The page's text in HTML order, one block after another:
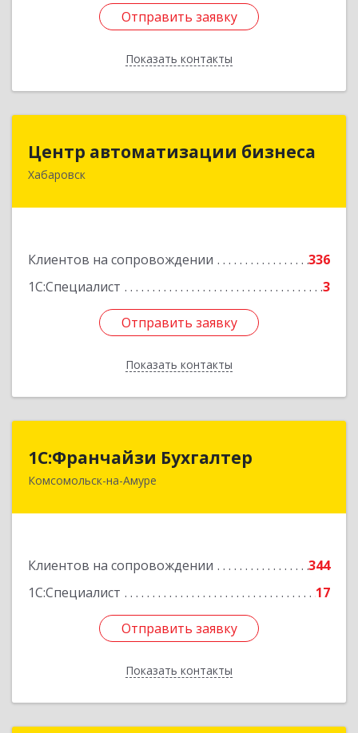
Отправить заявку
Показать контакты
Отправить заявку
Назад
Центр автоматизации бизнеса
Хабаровск
Клиентов на сопровождении
336
1С:Специалист
3
Отправить заявку
Показать контакты
Центр автоматизации бизнеса
680030, Хабаровский край, Хабаровск г, Ленина
Отправить заявку
Назад
1С:Франчайзи Бухгалтер
Комсомольск-на-Амуре
Клиентов на сопровождении
344
1С:Специалист
17
Отправить заявку
Показать контакты
1С:Франчайзи Бухгалтер
681000, Хабаровский край, Комсомольск-на-
Подробнее
Отправить заявку
Назад